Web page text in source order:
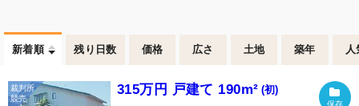
新着順 残り日数 価格 広さ 土地 築年 人
315万円 戸建て 190m² (初)